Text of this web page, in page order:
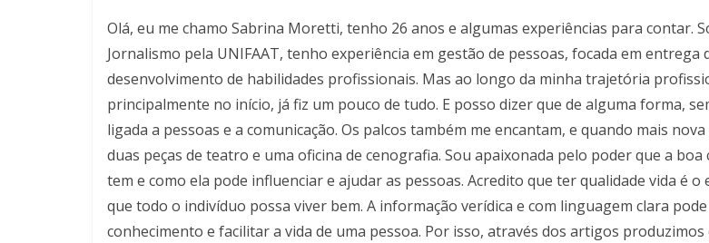
Olá, eu me chamo Sabrina Moretti, tenho 26 anos e algumas experiências para contar.
Jornalismo pela UNIFAAT, tenho experiência em gestão de pessoas, focada em entrega
desenvolvimento de habilidades profissionais. Mas ao longo da minha trajetória
principalmente no início, já fiz um pouco de tudo. E posso dizer que de alguma forma,
ligada a pessoas e a comunicação. Os palcos também me encantam, e quando mais
duas peças de teatro e uma oficina de cenografia. Sou apaixonada pelo poder que a boa
tem e como ela pode influenciar e ajudar as pessoas. Acredito que ter qualidade vida é o
que todo o indivíduo possa viver bem. A informação verídica e com linguagem clara
conhecimento e facilitar a vida de uma pessoa. Por isso, através dos artigos produzimos